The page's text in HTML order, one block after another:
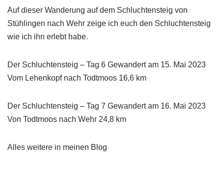
Auf dieser Wanderung auf dem Schluchtensteig von
Stühlingen nach Wehr zeige ich euch den Schluchtensteig
wie ich ihn erlebt habe.
Der Schluchtensteig – Tag 6 Gewandert am 15. Mai 2023
Vom Lehenkopf nach Todtmoos 16,6 km
Der Schluchtensteig – Tag 7 Gewandert am 16. Mai 2023
Von Todtmoos nach Wehr 24,8 km
Alles weitere in meinen Blog